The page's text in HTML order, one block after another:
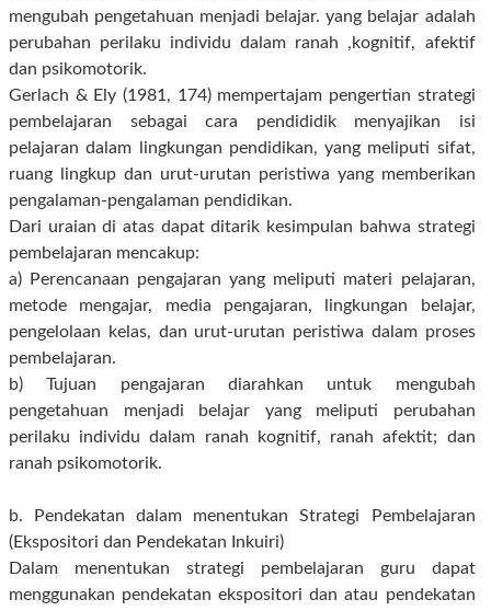
mengubah pengetahuan menjadi belajar. yang belajar adalah
perubahan perilaku individu dalam ranah ,kognitif, afektif
dan psikomotorik.
Gerlach & Ely (1981, 174) mempertajam pengertian strategi
pembelajaran sebagai cara pendididik menyajikan isi
pelajaran dalam lingkungan pendidikan, yang meliputi sifat,
ruang lingkup dan urut-urutan peristiwa yang memberikan
pengalaman-pengalaman pendidikan.
Dari uraian di atas dapat ditarik kesimpulan bahwa strategi
pembelajaran mencakup:
a) Perencanaan pengajaran yang meliputi materi pelajaran,
metode mengajar, media pengajaran, lingkungan belajar,
pengelolaan kelas, dan urut-urutan peristiwa dalam proses
pembelajaran.
b) Tujuan pengajaran diarahkan untuk mengubah
pengetahuan menjadi belajar yang meliputi perubahan
perilaku individu dalam ranah kognitif, ranah afektit; dan
ranah psikomotorik.
b. Pendekatan dalam menentukan Strategi Pembelajaran
(Ekspositori dan Pendekatan Inkuiri)
Dalam menentukan strategi pembelajaran guru dapat
menggunakan pendekatan ekspositori dan atau pendekatan